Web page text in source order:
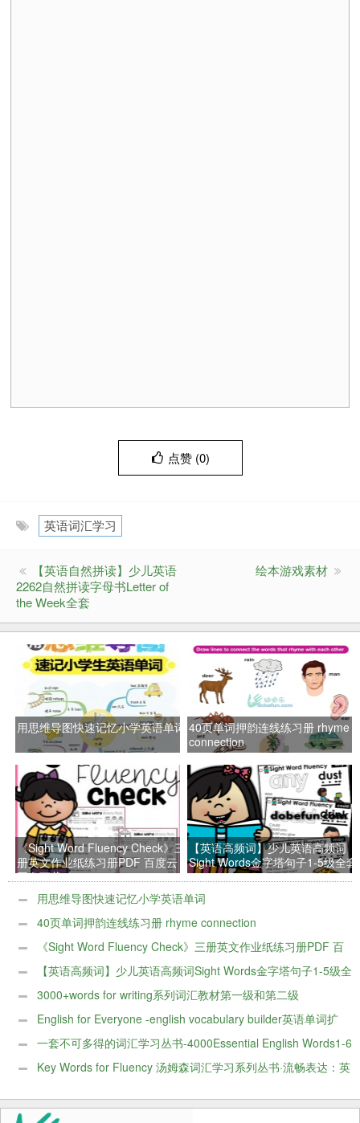
点赞 (0)
英语词汇学习
【英语自然拼读】少儿英语
2262自然拼读字母书Letter of
the Week全套
绘本游戏素材
用思维导图快速记忆小学英语单词 40页单词押韵连线练习册 rhyme
connection
《Sight Word Fluency Check》三
册英文作业纸练习册PDF 百度云
网盘下载
【英语高频词】少儿英语高频词
Sight Words金字塔句子1-5级全套
用思维导图快速记忆小学英语单词
40页单词押韵连线练习册 rhyme connection
《Sight Word Fluency Check》三册英文作业纸练习册PDF 百
度云网盘下载
【英语高频词】少儿英语高频词Sight Words金字塔句子1-5级全
套 3000+words for writing系列词汇教材第一级和第二级
English for Everyone -english vocabulary builder英语单词扩
展 一套不可多得的词汇学习丛书-4000Essential English Words1-6
册实用英语单词
Key Words for Fluency 汤姆森词汇学习系列丛书·流畅表达：英